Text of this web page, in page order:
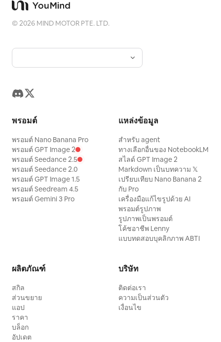
©2026 MIND MOTOR PTE. LTD.
พรอมต์
พรอมต์ Nano Banana Pro
พรอมต์ GPT Image 2
พรอมต์ Seedance 2.5
พรอมต์ Seedance 2.0
พรอมต์ GPT Image 1.5
พรอมต์ Seedream 4.5
พรอมต์ Gemini 3 Pro
แหล่งข้อมูล
สำหรับ agent
ทางเลือกอื่นของ NotebookLM
สไลด์ GPT Image 2
Markdown เป็นบทความ 𝕏
เปรียบเทียบ Nano Banana 2
กับ Pro
เครื่องมือแก้ไขรูปด้วย AI
พรอมต์รูปภาพ
รูปภาพเป็นพรอมต์
โค้ชอาชีพ Lenny
แบบทดสอบบุคลิกภาพ ABTI
ผลิตภัณฑ์
สกิล
ส่วนขยาย
แอป
ราคา
บล็อก
อัปเดต
บริษัท
ติดต่อเรา
ความเป็นส่วนตัว
เงื่อนไข